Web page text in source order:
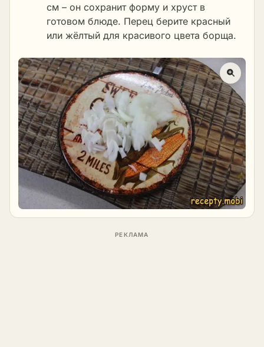
см – он сохранит форму и хруст в
готовом блюде. Перец берите красный
или жёлтый для красивого цвета борща.